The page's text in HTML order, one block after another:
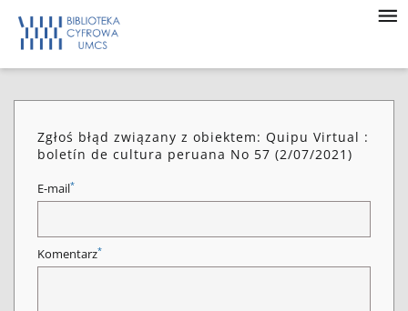
Zgłoś błąd związany z obiektem: Quipu Virtual :
boletín de cultura peruana No 57 (2/07/2021)
E-mail*
Komentarz*